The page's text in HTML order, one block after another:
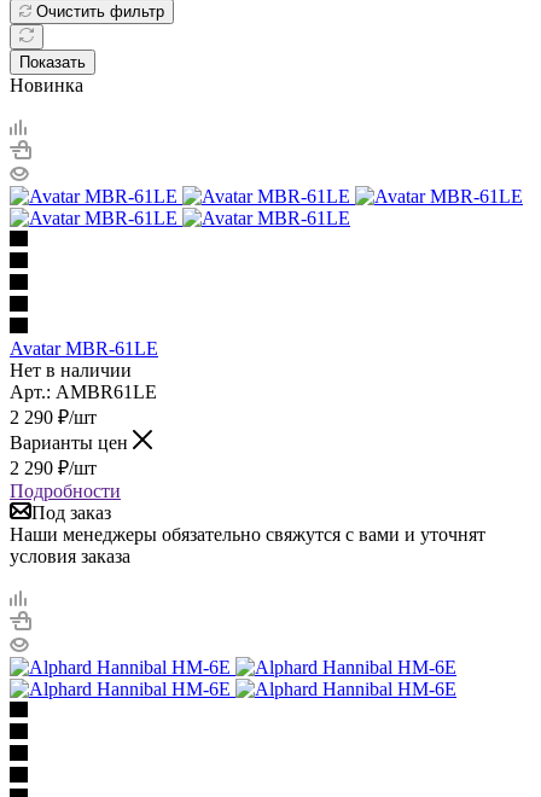
Очистить фильтр
Показать
Новинка
Avatar MBR-61LE
Нет в наличии
Арт.: AMBR61LE
2 290 ₽/шт
Варианты цен
2 290 ₽/шт
Подробности
Под заказ
Наши менеджеры обязательно свяжутся с вами и уточнят
условия заказа